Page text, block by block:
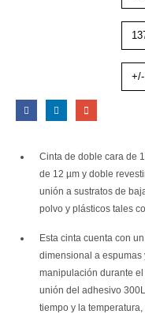
Cinta de doble cara de
de 12 µm y doble
unión a sustratos de
polvo y plásticos tales
Esta cinta cuenta con
dimensional a espumas
manipulación durante
unión del adhesivo
tiempo y la